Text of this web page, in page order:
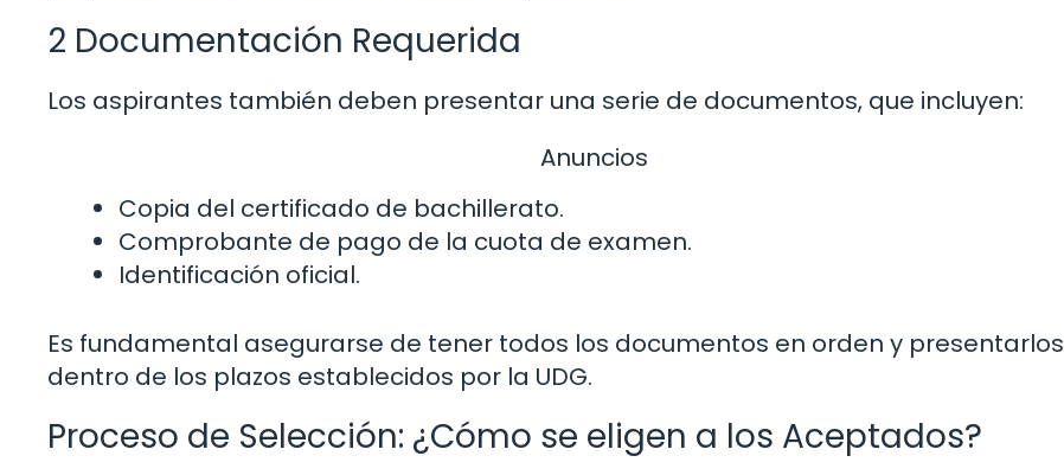
2 Documentación Requerida
Los aspirantes también deben presentar una serie de documentos, que incluyen:
Anuncios
Copia del certificado de bachillerato.
Comprobante de pago de la cuota de examen.
Identificación oficial.
Es fundamental asegurarse de tener todos los documentos en orden y presentarlos
dentro de los plazos establecidos por la UDG.
Proceso de Selección: ¿Cómo se eligen a los Aceptados?